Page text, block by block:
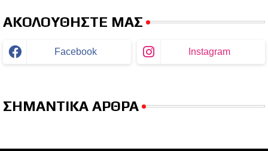
ΑΚΟΛΟΥΘΗΣΤΕ ΜΑΣ
Facebook Instagram
ΣΗΜΑΝΤΙΚΑ ΑΡΘΡΑ